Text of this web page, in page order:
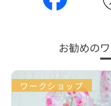
お勧めの
ワークショップ